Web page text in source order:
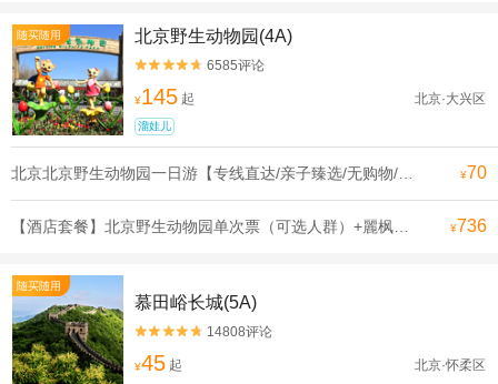
随买随用 北京野生动物园(4A)

 6585评论
¥145 起 北京·大兴区
溜娃儿
¥70
¥736
随买随用
慕田峪长城(5A)

 14808评论
¥45 起 北京·怀柔区